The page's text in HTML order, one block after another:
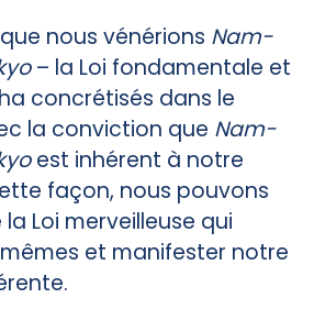
nous vénérions Nam-
– la Loi fondamentale et
concrétisés dans le
la conviction que Nam-
est inhérent à notre
façon, nous pouvons
Loi merveilleuse qui
et manifester notre